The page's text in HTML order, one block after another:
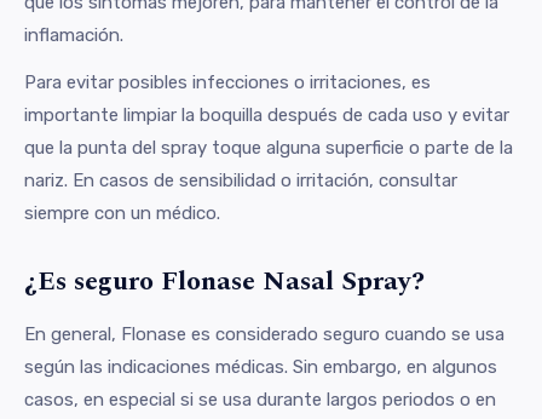
inflamación.
Para evitar posibles infecciones o irritaciones, es
importante limpiar la boquilla después de cada uso y evitar
que la punta del spray toque alguna superficie o parte de la
nariz. En casos de sensibilidad o irritación, consultar
siempre con un médico.
¿Es seguro Flonase Nasal Spray?
En general, Flonase es considerado seguro cuando se usa
según las indicaciones médicas. Sin embargo, en algunos
casos, en especial si se usa durante largos periodos o en